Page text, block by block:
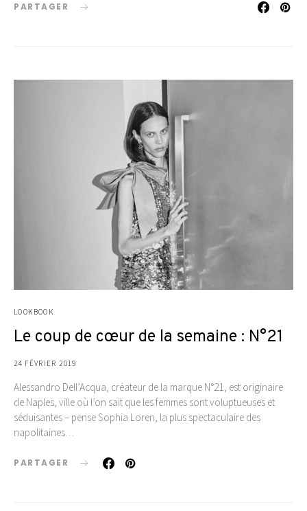
PARTAGER
LOOKBOOK
Le coup de cœur de la semaine : N°21
24 FÉVRIER 2019
Alessandro Dell’Acqua, créateur de la marque N°21, est originaire
de Naples, ville où l’on sait que les femmes sont voluptueuses et
séduisantes – pense Sophia Loren, la plus spectaculaire des
napolitaines…
PARTAGER